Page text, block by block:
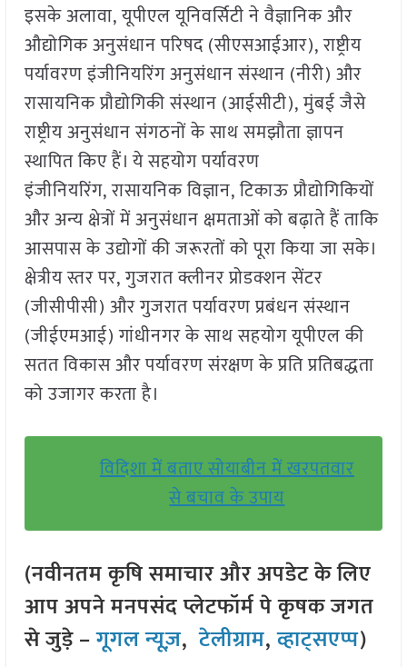
इसके अलावा, यूपीएल यूनिवर्सिटी ने वैज्ञानिक और
औद्योगिक अनुसंधान परिषद (सीएसआईआर), राष्ट्रीय
पर्यावरण इंजीनियरिंग अनुसंधान संस्थान (नीरी) और
रासायनिक प्रौद्योगिकी संस्थान (आईसीटी), मुंबई जैसे
राष्ट्रीय अनुसंधान संगठनों के साथ समझौता ज्ञापन
स्थापित किए हैं। ये सहयोग पर्यावरण
इंजीनियरिंग, रासायनिक विज्ञान, टिकाऊ प्रौद्योगिकियों
और अन्य क्षेत्रों में अनुसंधान क्षमताओं को बढ़ाते हैं ताकि
आसपास के उद्योगों की जरूरतों को पूरा किया जा सके।
क्षेत्रीय स्तर पर, गुजरात क्लीनर प्रोडक्शन सेंटर
(जीसीपीसी) और गुजरात पर्यावरण प्रबंधन संस्थान
(जीईएमआई) गांधीनगर के साथ सहयोग यूपीएल की
सतत विकास और पर्यावरण संरक्षण के प्रति प्रतिबद्धता
को उजागर करता है।
विदिशा में बताए सोयाबीन में खरपतवार
से बचाव के उपाय
(नवीनतम कृषि समाचार और अपडेट के लिए
आप अपने मनपसंद प्लेटफॉर्म पे कृषक जगत
से जुड़े –गूगल न्यूज़,टेलीग्राम,व्हाट्सएप्प)